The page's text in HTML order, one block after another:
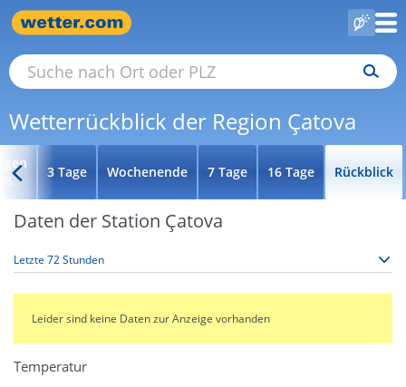
Wetterrückblick der Region Çatova
3 Tage Wochenende 7 Tage 16 Tage Rückblick
Daten der Station Çatova
Leider sind keine Daten zur Anzeige vorhanden
Temperatur